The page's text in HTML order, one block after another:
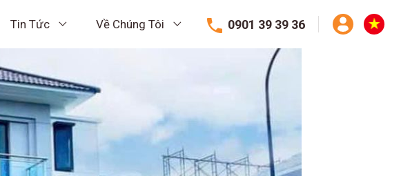
Tin Tức Về Chúng Tôi 0901 39 39 36